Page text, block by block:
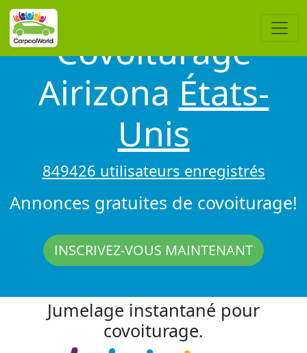
Covoiturage
Airizona États-
Unis
849426 utilisateurs enregistrés
Annonces gratuites de covoiturage!
INSCRIVEZ-VOUS MAINTENANT
Jumelage instantané pour
covoiturage.